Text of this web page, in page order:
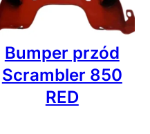
Bumper przód
Scrambler 850
RED